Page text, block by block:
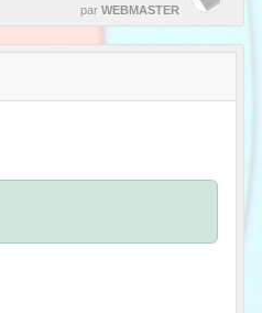
par WEBMASTER